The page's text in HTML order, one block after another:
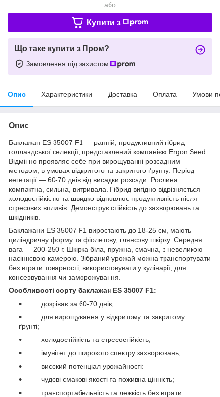
або
Купити з
Що таке купити з Пром?
Замовлення під захистом
Опис Характеристики Доставка Оплата Умови
Опис
Баклажан ES 35007 F1 ― ранній, продуктивний гібрид
голландської селекції, представлений компанією Ergon Seed.
Відмінно проявляє себе при вирощуванні розсадним
методом, в умовах відкритого та закритого ґрунту. Період
вегетації ― 60-70 днів від висадки розсади. Рослина
компактна, сильна, витривала. Гібрид вигідно відрізняється
холодостійкістю та швидко відновлює продуктивність після
стресових впливів. Демонструє стійкість до захворювань та
шкідників.
Баклажани ES 35007 F1 виростають до 18-25 см, мають
циліндричну форму та фіолетову, глянсову шкірку. Середня
вага ― 200-250 г. Шкірка біла, пружна, смачна, з невеликою
насіннєвою камерою. Зібраний урожай можна транспортувати
без втрати товарності, використовувати у кулінарії, для
консервування чи заморожування.
Особливості сорту баклажан ES 35007 F1:
дозріває за 60-70 днів;
для вирощування у відкритому та закритому
ґрунті;
холодостійкість та стресостійкість;
імунітет до широкого спектру захворювань;
високий потенціал урожайності;
чудові смакові якості та поживна цінність;
транспортабельність та лежкість без втрати